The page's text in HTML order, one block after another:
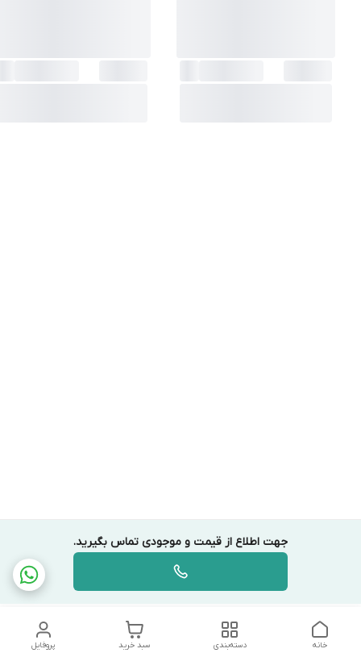
جهت اطلاع از قیمت و موجودی تماس بگیرید.
پروفایل سبد خرید دسته‌بندی خانه